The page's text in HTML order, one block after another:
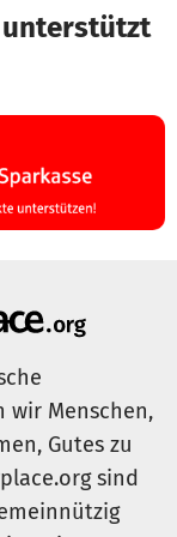
stärken
zur
den Kauf und
wurde.
dass
finanziert wird
wird es uns
In
anzuschaffen,
noch besser auf
können.
unterstützt
wir Menschen,
Gutes zu
sind